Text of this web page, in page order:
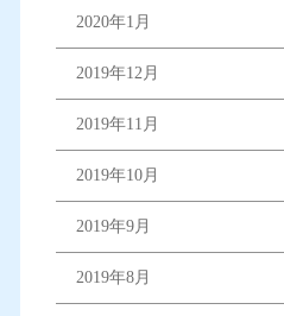
2020年1月
2019年12月
2019年11月
2019年10月
2019年9月
2019年8月